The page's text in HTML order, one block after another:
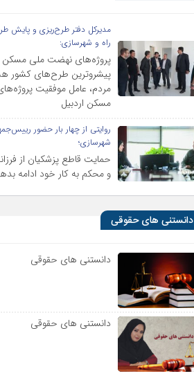
مدیرکل دفتر طرح‌ریزی و پایش
راه و شهرسازی:
پروژه‌های نهضت ملی مسکن
پیشروترین طرح‌های کشور
مردم، عامل موفقیت
مسکن اردبیل
روایتی از چهار بار حضور
شهرسازی؛
حمایت قاطع پزشکیان از
و محکم به کار خود ادامه
دانستنی های حقوقی
دانستنی های حقوقی
دانستنی های حقوقی